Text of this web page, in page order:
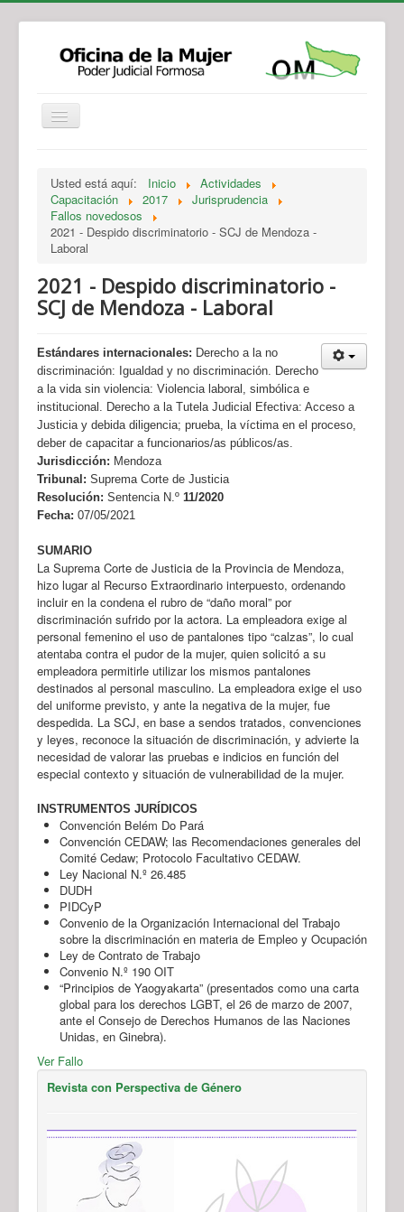
Legislación
Novedades
Recursos y Servicios de Atención
Usted está aquí: Inicio
Actividades
Capacitación
2017
Jurisprudencia
Fallos novedosos
2021 - Despido discriminatorio - SCJ de Mendoza -
Laboral
2021 - Despido discriminatorio -
SCJ de Mendoza - Laboral
Estándares internacionales: Derecho a la no
discriminación: Igualdad y no discriminación. Derecho
a la vida sin violencia: Violencia laboral, simbólica e
institucional. Derecho a la Tutela Judicial Efectiva: Acceso a
Justicia y debida diligencia; prueba, la víctima en el proceso,
deber de capacitar a funcionarios/as públicos/as.
Jurisdicción: Mendoza
Tribunal: Suprema Corte de Justicia
Resolución: Sentencia N.º 11/2020
Fecha: 07/05/2021
SUMARIO
La Suprema Corte de Justicia de la Provincia de Mendoza,
hizo lugar al Recurso Extraordinario interpuesto, ordenando
incluir en la condena el rubro de “daño moral” por
discriminación sufrido por la actora. La empleadora exige al
personal femenino el uso de pantalones tipo “calzas”, lo cual
atentaba contra el pudor de la mujer, quien solicitó a su
empleadora permitirle utilizar los mismos pantalones
destinados al personal masculino. La empleadora exige el uso
del uniforme previsto, y ante la negativa de la mujer, fue
despedida. La SCJ, en base a sendos tratados, convenciones
y leyes, reconoce la situación de discriminación, y advierte la
necesidad de valorar las pruebas e indicios en función del
especial contexto y situación de vulnerabilidad de la mujer.
INSTRUMENTOS JURÍDICOS
Convención Belém Do Pará
Convención CEDAW; las Recomendaciones generales del
Comité Cedaw; Protocolo Facultativo CEDAW.
Ley Nacional N.º 26.485
DUDH
PIDCyP
Convenio de la Organización Internacional del Trabajo
sobre la discriminación en materia de Empleo y Ocupación
Ley de Contrato de Trabajo
Convenio N.º 190 OIT
“Principios de Yaogyakarta” (presentados como una carta
global para los derechos LGBT, el 26 de marzo de 2007,
ante el Consejo de Derechos Humanos de las Naciones
Unidas, en Ginebra).
Ver Fallo
Revista con Perspectiva de Género